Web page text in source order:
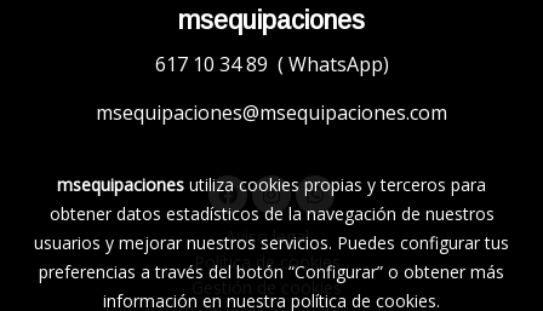
msequipaciones
617 10 34 89 ( WhatsApp)
msequipaciones@msequipaciones.com
Aviso legal
Política de cookies
Gestión de cookies
msequipaciones utiliza cookies propias y terceros para
obtener datos estadísticos de la navegación de nuestros
usuarios y mejorar nuestros servicios. Puedes configurar tus
preferencias a través del botón “Configurar” o obtener más
información en nuestra política de cookies.